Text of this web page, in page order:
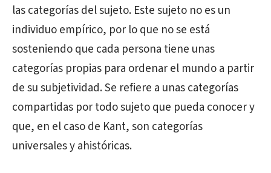
las categorías del sujeto. Este sujeto no es un
individuo empírico, por lo que no se está
sosteniendo que cada persona tiene unas
categorías propias para ordenar el mundo a partir
de su subjetividad. Se refiere a unas categorías
compartidas por todo sujeto que pueda conocer y
que, en el caso de Kant, son categorías
universales y ahistóricas.